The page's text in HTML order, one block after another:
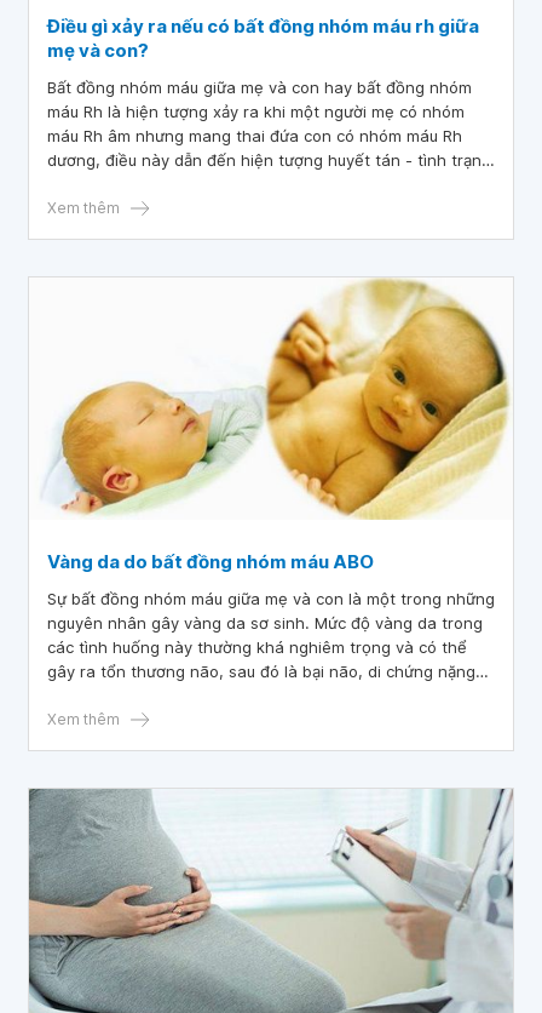
Điều gì xảy ra nếu có bất đồng nhóm máu rh giữa
mẹ và con?
Bất đồng nhóm máu giữa mẹ và con hay bất đồng nhóm
máu Rh là hiện tượng xảy ra khi một người mẹ có nhóm
máu Rh âm nhưng mang thai đứa con có nhóm máu Rh
dương, điều này dẫn đến hiện tượng huyết tán - tình trạng
Xem thêm
Vàng da do bất đồng nhóm máu ABO
Sự bất đồng nhóm máu giữa mẹ và con là một trong những
nguyên nhân gây vàng da sơ sinh. Mức độ vàng da trong
các tình huống này thường khá nghiêm trọng và có thể
gây ra tổn thương não, sau đó là bại não, di chứng nặng
Xem thêm